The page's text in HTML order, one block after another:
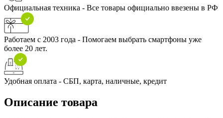
Официальная техника - Все товары официально ввезены в РФ
Работаем с 2003 года - Помогаем выбрать смартфоны уже
более 20 лет.
Удобная оплата - СБП, карта, наличные, кредит
Описание товара